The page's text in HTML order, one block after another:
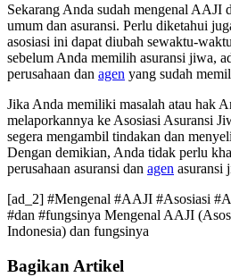
Sekarang Anda sudah mengenal AAJI
umum dan asuransi. Perlu diketahui
asosiasi ini dapat diubah sewaktu-
sebelum Anda memilih asuransi jiwa,
perusahaan dan agen yang sudah
Jika Anda memiliki masalah atau hak
melaporkannya ke Asosiasi Asuransi
segera mengambil tindakan dan
Dengan demikian, Anda tidak perlu
perusahaan asuransi dan agen asuransi
[ad_2] #Mengenal #AAJI #Asosiasi
#dan #fungsinya Mengenal AAJI
Indonesia) dan fungsinya
Bagikan Artikel